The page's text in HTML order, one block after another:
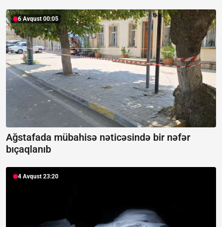
6 Avqust 00:05
Ağstafada mübahisə nəticəsində bir nəfər
bıçaqlanıb
4 Avqust 23:20